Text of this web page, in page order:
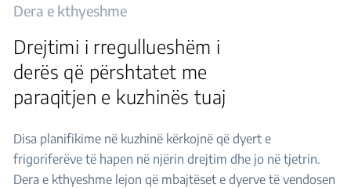
Dera e kthyeshme
Drejtimi i rregullueshëm i
derës që përshtatet me
paraqitjen e kuzhinës tuaj
Disa planifikime në kuzhinë kërkojnë që dyert e
frigoriferëve të hapen në njërin drejtim dhe jo në tjetrin.
Dera e kthyeshme lejon që mbajtëset e dyerve të vendosen